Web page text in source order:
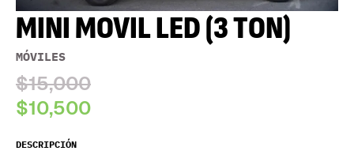
MINI MOVIL LED (3 TON)
MÓVILES
$15,000
$10,500
DESCRIPCIÓN